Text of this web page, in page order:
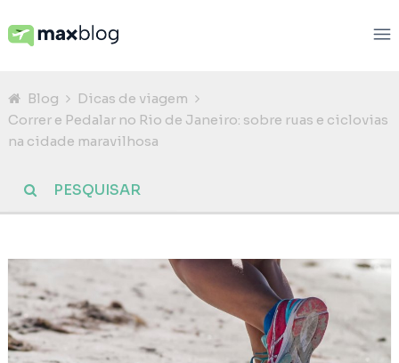
Blog
Dicas de viagem
Correr e Pedalar no Rio de Janeiro: sobre ruas e ciclovias
na cidade maravilhosa